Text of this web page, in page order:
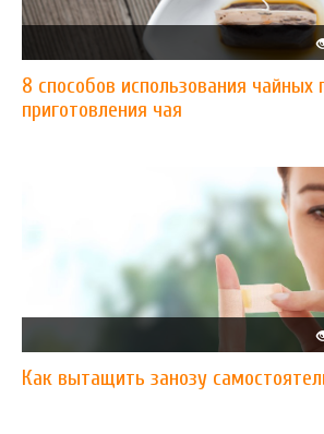
8 способов использования чайных
приготовления чая
Как вытащить занозу